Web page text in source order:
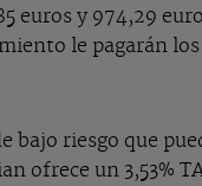
euros y 974,29
le pagarán
bajo riesgo que
ofrece un 3,53%